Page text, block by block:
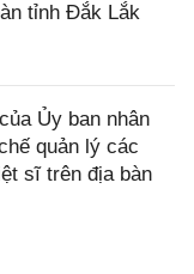
tỉnh Đắk Lắk
Ủy ban nhân
quản lý các
sĩ trên địa bàn